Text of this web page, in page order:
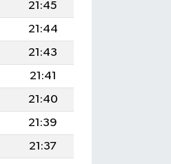
21:45
21:44
21:43
21:41
21:40
21:39
21:37